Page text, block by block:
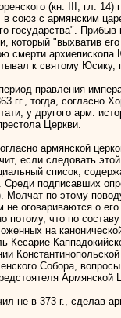
(кн. III, гл.
союз с армянским
государства".
который "выхватив
смерти
к святому Юсику,
правления
гг., тогда, согласно
у другого арм.
Церкви.
армянской
если следовать
список,
Среди подписавших
Молчат по этому
оговариваются о
потому, что по
на
Кесарие-
Собора,
не в 373 г., сделав